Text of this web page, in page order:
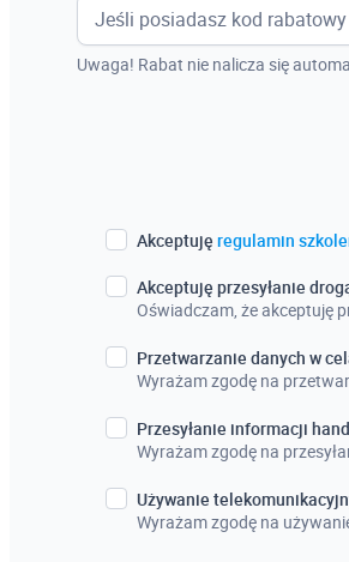
Uwaga! Rabat nie nalicza się
Akceptuję regulamin
Akceptuję przesyłanie
Oświadczam, że akceptuję
Przetwarzanie danych w
Wyrażam zgodę na
Przesyłanie informacji
Wyrażam zgodę na
Używanie
Wyrażam zgodę na